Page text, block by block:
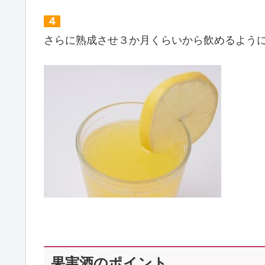
４
さらに熟成させ３か月くらいから飲めるよう